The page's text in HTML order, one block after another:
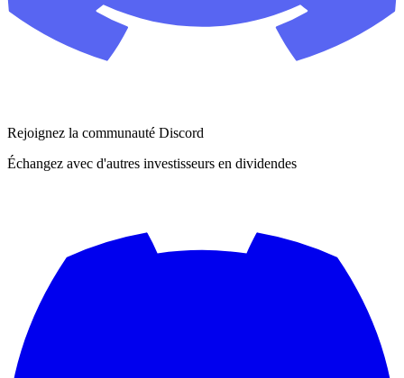
Rejoignez la communauté Discord
Échangez avec d'autres investisseurs en dividendes